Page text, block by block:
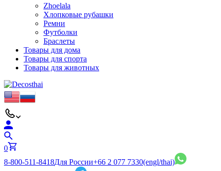
Zhoelala
Хлопковые рубашки
Ремни
Футболки
Браслеты
Товары для дома
Товары для спорта
Товары для животных
0
8-800-511-8418Для России+66 2 077 7330(engl/thai)